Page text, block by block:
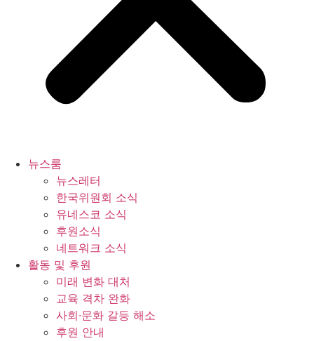
뉴스룸
뉴스레터
한국위원회 소식
유네스코 소식
후원소식
네트워크 소식
활동 및 후원
미래 변화 대처
교육 격차 완화
사회∙문화 갈등 해소
후원 안내